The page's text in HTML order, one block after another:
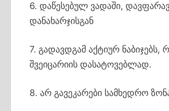
6. დაწესებულ ვადაში,
დანახარჯისგან
7. გადავდგამ აქტიურ
შვეიცარიის დასატოვებლად.
8. არ გავეკარები სამხედრო